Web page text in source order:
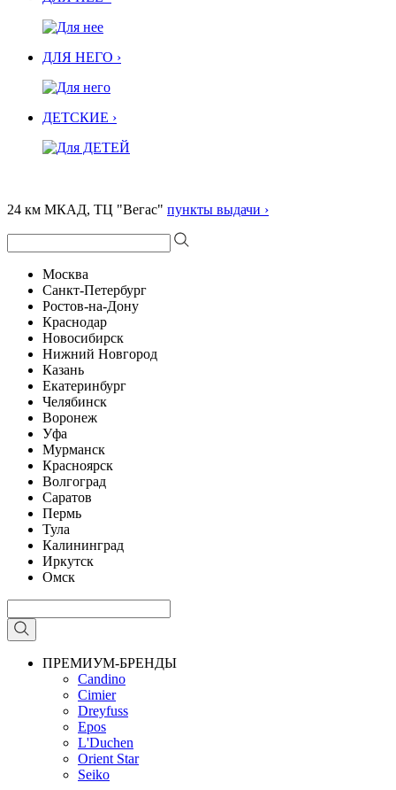
ДЛЯ НЕГО ›
ДЕТСКИЕ ›
24 км МКАД, ТЦ "Вегас" пункты выдачи ›
Москва
Санкт-Петербург
Ростов-на-Дону
Краснодар
Новосибирск
Нижний Новгород
Казань
Екатеринбург
Челябинск
Воронеж
Уфа
Мурманск
Красноярск
Волгоград
Саратов
Пермь
Тула
Калининград
Иркутск
Омск
ПРЕМИУМ-БРЕНДЫ
Candino
Cimier
Dreyfuss
Epos
L'Duchen
Orient Star
Seiko